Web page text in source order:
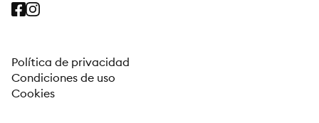
Política de privacidad
Condiciones de uso
Cookies